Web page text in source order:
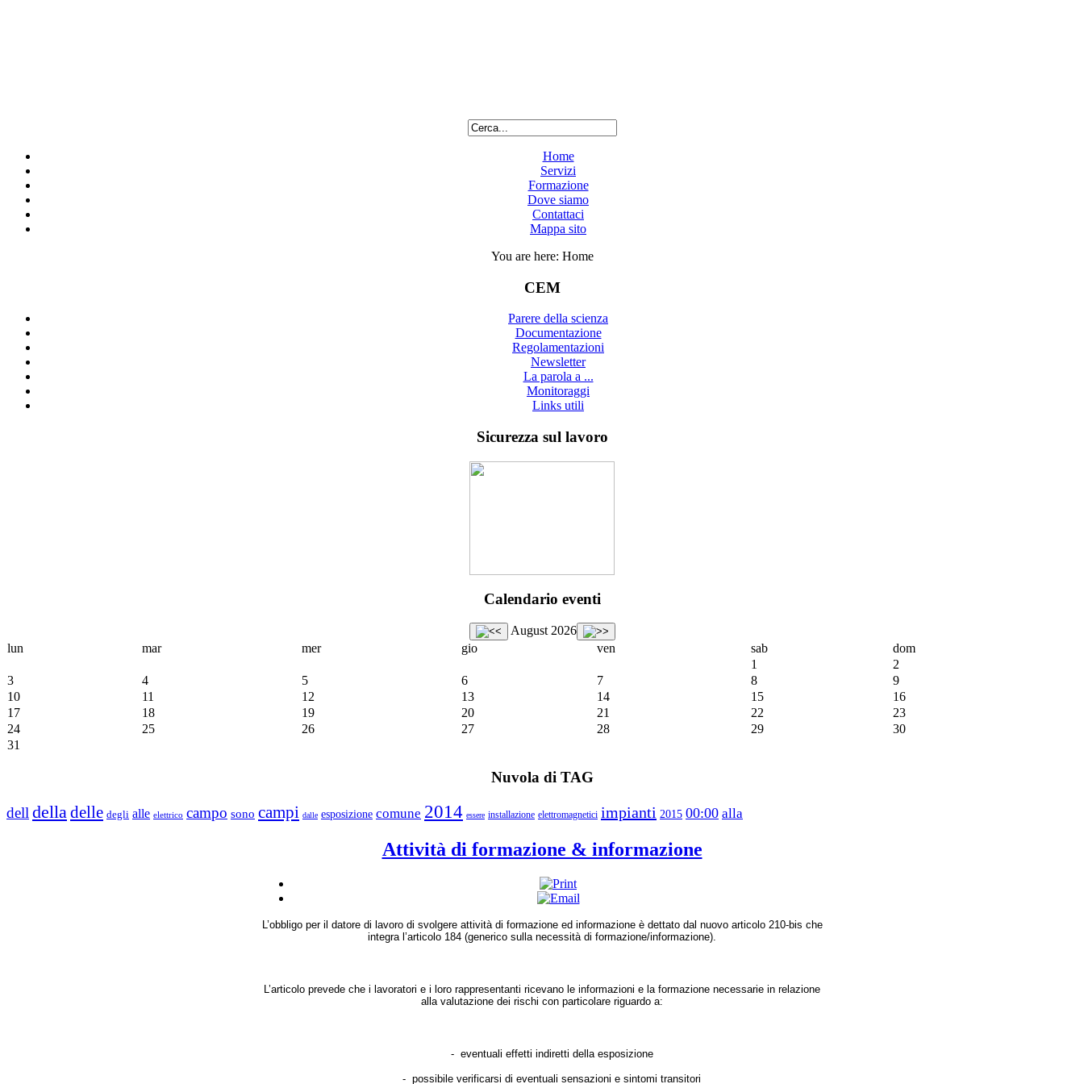
Home
Servizi
Formazione
Dove siamo
Contattaci
Mappa sito
You are here: Home
CEM
Parere della scienza
Documentazione
Regolamentazioni
Newsletter
La parola a ...
Monitoraggi
Links utili
Sicurezza sul lavoro
Calendario eventi
August 2026
lun
mar mer gio ven sab
dom
1
2
3
4 5 6 7 8
9
10
11 12 13 14 15
16
17
18 19 20 21 22
23
24
25 26 27 28 29
30
31
Nuvola di TAG
dell della delle degli alle elettrico campo sono campi dalle esposizione comune 2014 essere installazione elettromagnetici impianti 2015 00:00 alla
Attività di formazione & informazione
L’obbligo per il datore di lavoro di svolgere attività di formazione ed informazione è dettato dal nuovo articolo 210-bis che
integra l’articolo 184 (generico sulla necessità di formazione/informazione).
L’articolo prevede che i lavoratori e i loro rappresentanti ricevano le informazioni e la formazione necessarie in relazione
alla valutazione dei rischi con particolare riguardo a:
- eventuali effetti indiretti della esposizione
- possibile verificarsi di eventuali sensazioni e sintomi transitori